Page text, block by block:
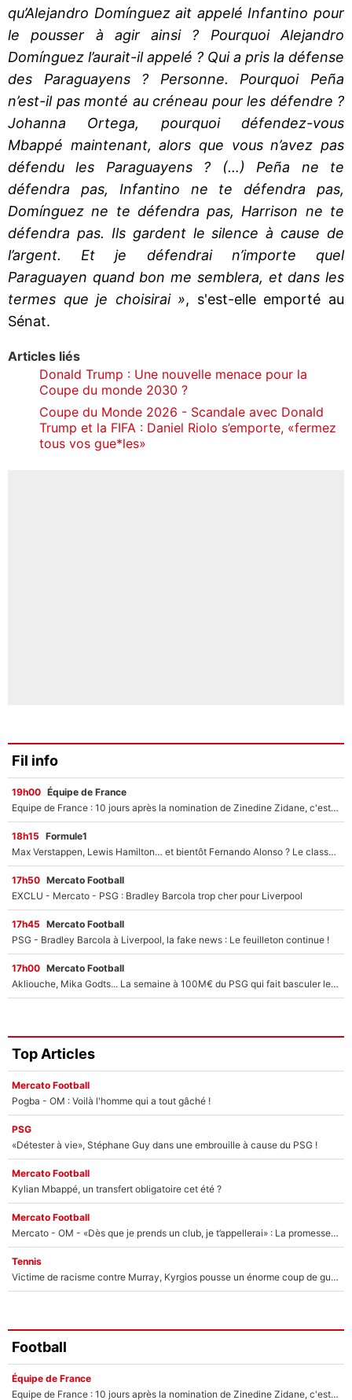
qu’Alejandro Domínguez ait appelé Infantino pour
le pousser à agir ainsi ? Pourquoi Alejandro
Domínguez l’aurait-il appelé ? Qui a pris la défense
des Paraguayens ? Personne. Pourquoi Peña
n’est-il pas monté au créneau pour les défendre ?
Johanna Ortega, pourquoi défendez-vous
Mbappé maintenant, alors que vous n’avez pas
défendu les Paraguayens ? (…) Peña ne te
défendra pas, Infantino ne te défendra pas,
Domínguez ne te défendra pas, Harrison ne te
défendra pas. Ils gardent le silence à cause de
l’argent. Et je défendrai n’importe quel
Paraguayen quand bon me semblera, et dans les
termes que je choisirai », s'est-elle emporté au
Sénat.
Articles liés
Donald Trump : Une nouvelle menace pour la
Coupe du monde 2030 ?
Coupe du Monde 2026 - Scandale avec Donald
Trump et la FIFA : Daniel Riolo s’emporte, «fermez
tous vos gue*les»
Fil info
19h00 Équipe de France
Equipe de France : 10 jours après la nomination de Zinedine Zidane, c'est au tour de son fils de prendre un nouveau départ !
18h15 Formule1
Max Verstappen, Lewis Hamilton… et bientôt Fernando Alonso ? Le classement des pilotes les mieux payés en Formule 1 risque de changer !
17h50 Mercato Football
EXCLU - Mercato - PSG : Bradley Barcola trop cher pour Liverpool
17h45 Mercato Football
PSG - Bradley Barcola à Liverpool, la fake news : Le feuilleton continue !
17h00 Mercato Football
Akliouche, Mika Godts... La semaine à 100M€ du PSG qui fait basculer le mercato du PSG !
Top Articles
Mercato Football
Pogba - OM : Voilà l'homme qui a tout gâché !
PSG
«Détester à vie», Stéphane Guy dans une embrouille à cause du PSG !
Mercato Football
Kylian Mbappé, un transfert obligatoire cet été ?
Mercato Football
Mercato - OM - «Dès que je prends un club, je t’appellerai» : La promesse de Marcelino au moment de claquer la porte
Tennis
Victime de racisme contre Murray, Kyrgios pousse un énorme coup de gueule !
Football
Équipe de France
Equipe de France : 10 jours après la nomination de Zinedine Zidane, c'est au tour de son fils de prendre un nouveau départ !